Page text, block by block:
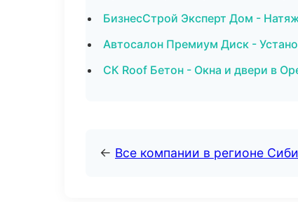
БизнесСтрой Эксперт Дом -
Автосалон Премиум Диск -
СК Roof Бетон - Окна и двери в
← Все компании в регионе